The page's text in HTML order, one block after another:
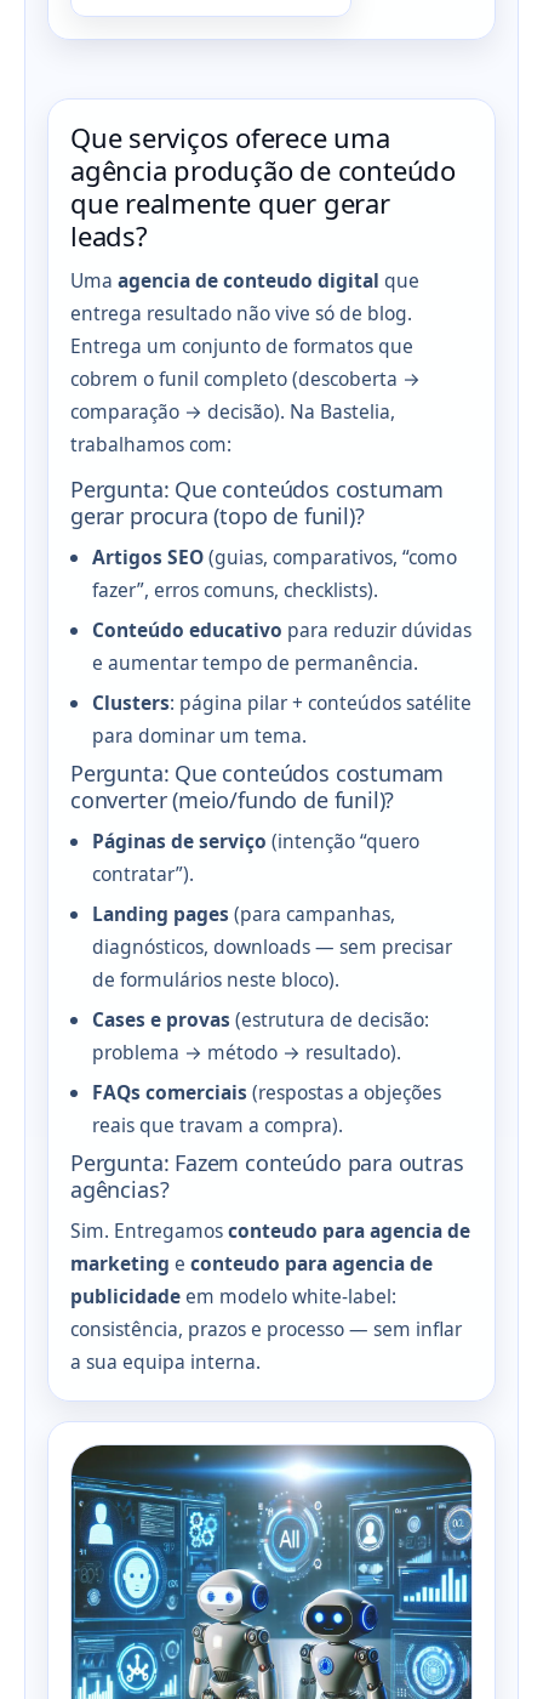
Que serviços oferece uma
agência produção de conteúdo
que realmente quer gerar
leads?
Uma agencia de conteudo digital que
entrega resultado não vive só de blog.
Entrega um conjunto de formatos que
cobrem o funil completo (descoberta →
comparação → decisão). Na Bastelia,
trabalhamos com:
Pergunta: Que conteúdos costumam
gerar procura (topo de funil)?
Artigos SEO(guias, comparativos, “como
fazer”, erros comuns, checklists).
Conteúdo educativo para reduzir dúvidas
e aumentar tempo de permanência.
Clusters: página pilar + conteúdos satélite
para dominar um tema.
Pergunta: Que conteúdos costumam
converter (meio/fundo de funil)?
Páginas de serviço (intenção “quero
contratar”).
Landing pages (para campanhas,
diagnósticos, downloads — sem precisar
de formulários neste bloco).
Cases e provas (estrutura de decisão:
problema → método → resultado).
FAQs comerciais (respostas a objeções
reais que travam a compra).
Pergunta: Fazem conteúdo para outras
agências?
Sim. Entregamosconteudo para agencia de
marketing e conteudo para agencia de
publicidadeem modelo white-label:
consistência, prazos e processo — sem inflar
a sua equipa interna.